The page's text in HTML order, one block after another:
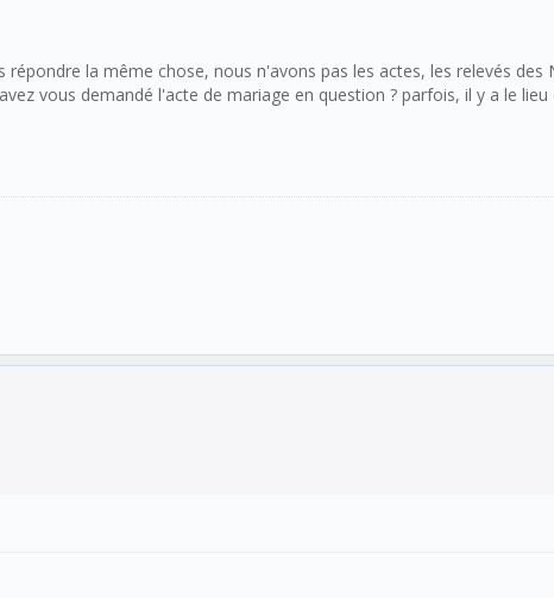
la même chose, nous n'avons pas les actes, les relevés
vous demandé l'acte de mariage en question ? parfois, il y a le